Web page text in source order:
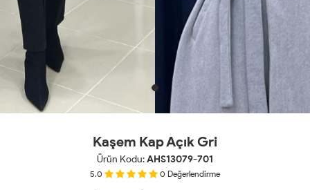
Kaşem Kap Açık Gri
Ürün Kodu:AHS13079-701
5.0 0 Değerlendirme